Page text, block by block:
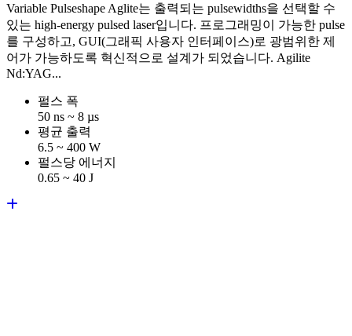
Variable Pulseshape Aglite는 출력되는 pulsewidths을 선택할 수
있는 high-energy pulsed laser입니다. 프로그래밍이 가능한 pulse
를 구성하고, GUI(그래픽 사용자 인터페이스)로 광범위한 제
어가 가능하도록 혁신적으로 설계가 되었습니다. Agilite
Nd:YAG...
펄스 폭
50 ns ~ 8 µs
평균 출력
6.5 ~ 400 W
펄스당 에너지
0.65 ~ 40 J